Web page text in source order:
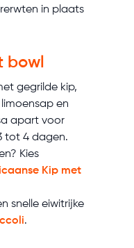
in plaats
bowl
gegrilde kip,
en
apart voor
tot 4 dagen.
Kies
Kip met
snelle eiwitrijke
.